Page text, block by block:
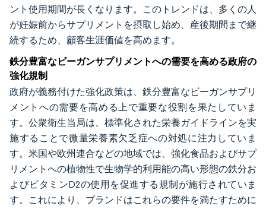
ント使用期間が長くなります。このトレンドは、多くの人
が妊娠前からサプリメントを摂取し始め、産後期間まで継
続するため、顧客生涯価値を高めます。
鉄分豊富なビーガンサプリメントへの需要を高める政府の
強化規制
政府が義務付けた強化政策は、鉄分豊富なビーガンサプリ
メントへの需要を高める上で重要な役割を果たしていま
す。公衆衛生当局は、標準化された栄養ガイドラインを実
施することで微量栄養素欠乏症への対処に注力していま
す。米国や欧州連合などの地域では、強化食品およびサプ
リメントへの植物性で生物学的利用能の高い形態の鉄分お
よびビタミンD2の使用を促進する規制が施行されていま
す。これにより、ブランドはこれらの要件を満たすために